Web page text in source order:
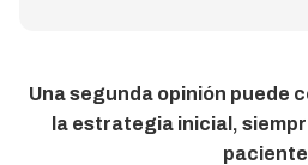
Una segunda opinión puede
la estrategia inicial,